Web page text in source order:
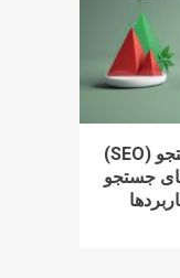
بهینه‌سازی موتورهای جستجو (SEO)
جستجو